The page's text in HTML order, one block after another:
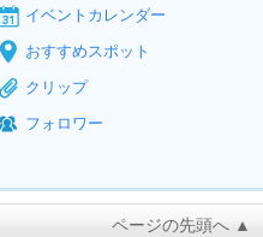
イベントカレンダー
おすすめスポット
クリップ
フォロワー
ページの先頭へ ▲